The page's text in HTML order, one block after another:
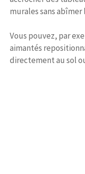
murales sans
Vous pouvez, par
aimantés
directement au sol